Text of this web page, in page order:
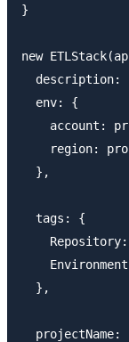
}
new
description:
  env: {
account:
region:
  },
  tags: {
  },
projectName: